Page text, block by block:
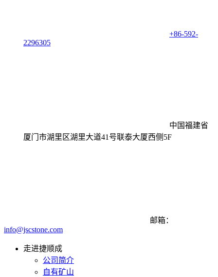
+86-592-
2296305
中国福建省
厦门市湖里区湖里大道41号联泰大厦西侧5F
邮箱：
info@jscstone.com
走进捷顺成
公司简介
自有矿山